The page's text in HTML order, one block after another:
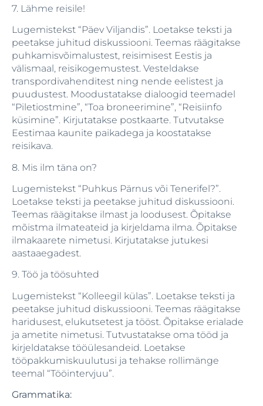
7. Lähme reisile!
Lugemistekst “Päev Viljandis”. Loetakse teksti ja
peetakse juhitud diskussiooni. Teemas räägitakse
puhkamisvõimalustest, reisimisest Eestis ja
välismaal, reisikogemustest. Vesteldakse
transpordivahenditest ning nende eelistest ja
puudustest. Moodustatakse dialoogid teemadel
“Piletiostmine”, “Toa broneerimine”, “Reisiinfo
küsimine”. Kirjutatakse postkaarte. Tutvutakse
Eestimaa kaunite paikadega ja koostatakse
reisikava.
8. Mis ilm täna on?
Lugemistekst “Puhkus Pärnus või Tenerifel?”.
Loetakse teksti ja peetakse juhitud diskussiooni.
Teemas räägitakse ilmast ja loodusest. Õpitakse
mõistma ilmateateid ja kirjeldama ilma. Õpitakse
ilmakaarete nimetusi. Kirjutatakse jutukesi
aastaaegadest.
9. Töö ja töösuhted
Lugemistekst “Kolleegil külas”. Loetakse teksti ja
peetakse juhitud diskussiooni. Teemas räägitakse
haridusest, elukutsetest ja tööst. Õpitakse erialade
ja ametite nimetusi. Tutvustatakse oma tööd ja
kirjeldatakse tööülesandeid. Loetakse
tööpakkumiskuulutusi ja tehakse rollimänge
teemal “Tööintervjuu”.
Grammatika: